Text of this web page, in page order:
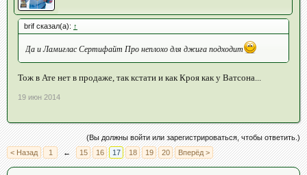
brif сказал(а): ↑
Да и Ламиглас Сертифайт Про неплохо для джига подходит
Тож в Ате нет в продаже, так кстати и как Кроя как у Ватсона...
19 июн 2014
(Вы должны войти или зарегистрироваться, чтобы ответить.)
< Назад
1 ← 15 16 17 18 19 20 Вперёд >